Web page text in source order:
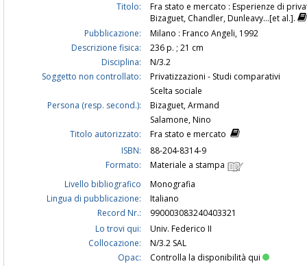
Titolo:
Fra stato e mercato : Esperienze di
Bizaguet, Chandler, Dunleavy...[et al.].
Pubblicazione:
Milano : Franco Angeli, 1992
Descrizione fisica:
236 p. ; 21 cm
Disciplina:
N/3.2
Soggetto non controllato:
Privatizzazioni - Studi comparativi
Scelta sociale
Persona (resp. second.):
Bizaguet, Armand
Salamone, Nino
Titolo autorizzato:
Fra stato e mercato
ISBN:
88-204-8314-9
Formato:
Materiale a stampa
Livello bibliografico
Monografia
Lingua di pubblicazione:
Italiano
Record Nr.:
990003083240403321
Lo trovi qui:
Univ. Federico II
Collocazione:
N/3.2 SAL
Opac:
Controlla la disponibilità qui